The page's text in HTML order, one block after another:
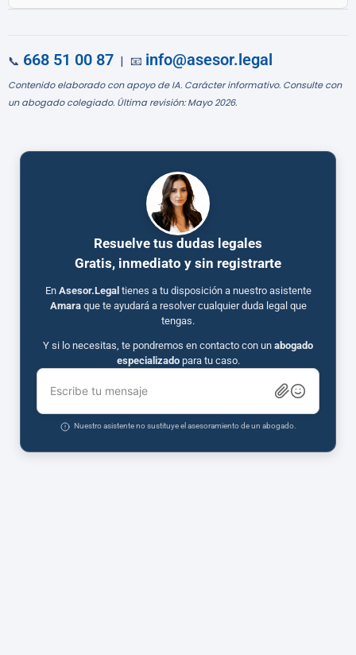
📞 668 51 00 87 | 📧 info@asesor.legal
Contenido elaborado con apoyo de IA. Carácter informativo. Consulte con
un abogado colegiado. Última revisión: Mayo 2026.
Resuelve tus dudas legales
Gratis, inmediato y sin registrarte
En Asesor.Legal tienes a tu disposición a nuestro asistente
Amaraque te ayudará a resolver cualquier duda legal que
tengas.
Y si lo necesitas, te pondremos en contacto con un abogado
especializadopara tu caso.
Escribe tu mensaje
Nuestro asistente no sustituye el asesoramiento de un abogado.